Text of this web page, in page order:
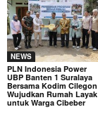
NEWS
PLN Indonesia Power
UBP Banten 1 Suralaya
Bersama Kodim Cilegon
Wujudkan Rumah Layak
untuk Warga Cibeber